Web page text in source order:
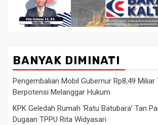
BANYAK DIMINATI
Pengembalian Mobil Gubernur Rp8,49 Miliar
Berpotensi Melanggar Hukum
KPK Geledah Rumah ‘Ratu Batubara’ Tan
Dugaan TPPU Rita Widyasari